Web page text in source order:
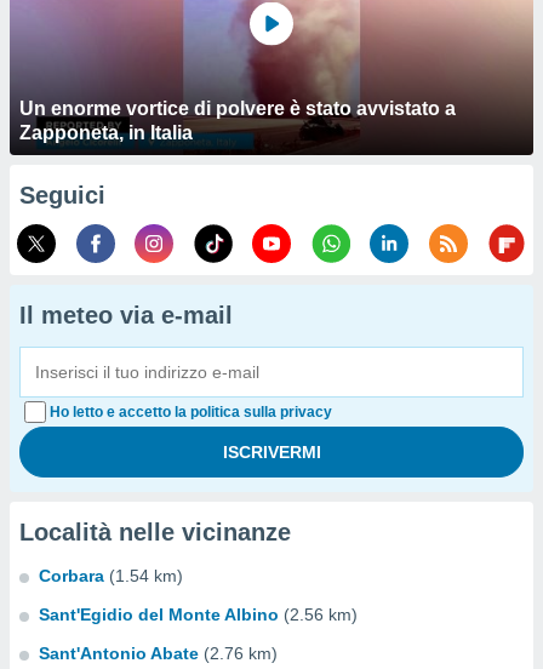
Un enorme vortice di polvere è stato avvistato a
Zapponeta, in Italia
Seguici
Il meteo via e-mail
Ho letto e accetto la politica sulla privacy
Località nelle vicinanze
Corbara (1.54 km)
Sant'Egidio del Monte Albino (2.56 km)
Sant'Antonio Abate (2.76 km)